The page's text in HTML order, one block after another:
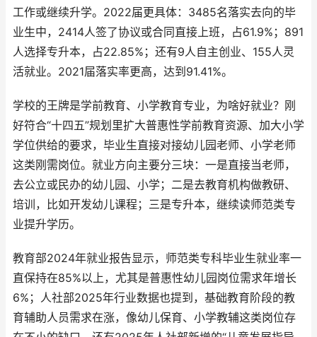
工作或继续升学。2022届更具体：3485名落实去向的毕
业生中，2414人签了协议或合同直接上班，占61.9%；891
人选择专升本，占22.85%；还有9人自主创业、155人灵
活就业。2021届落实率更高，达到91.41%。
学校的王牌是学前教育、小学教育专业，为啥好就业？刚
好符合“十四五”规划里扩大普惠性学前教育资源、加大小学
学位供给的要求，毕业生直接对接幼儿园老师、小学老师
这类刚需岗位。就业方向主要分三块：一是直接当老师，
去公立或民办的幼儿园、小学；二是去教育机构做教研、
培训，比如开发幼儿课程；三是专升本，继续读师范类专
业提升学历。
教育部2024年就业报告显示，师范类专科毕业生就业率一
直保持在85%以上，尤其是普惠性幼儿园岗位需求年增长
6%；人社部2025年行业数据也提到，基础教育阶段的教
育辅助人员需求在涨，像幼儿保育、小学教辅这类岗位存